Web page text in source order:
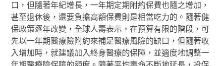
口，但隨著年紀增長，一年期定期附約保費也隨之增加，
甚至退休後，還要負擔高額保費則是相當吃力的。隨著健
保政策逐年改變，全球人壽表示，在預算有限的階段，可
先以一年期醫療險附約來補足醫療風險的缺口，但隨著收
入增加時，就建議加入終身醫療的保障，並適度地調整一